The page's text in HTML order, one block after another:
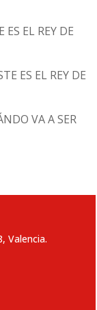
EL REY DE
ES EL REY DE
VA A SER
Valencia.